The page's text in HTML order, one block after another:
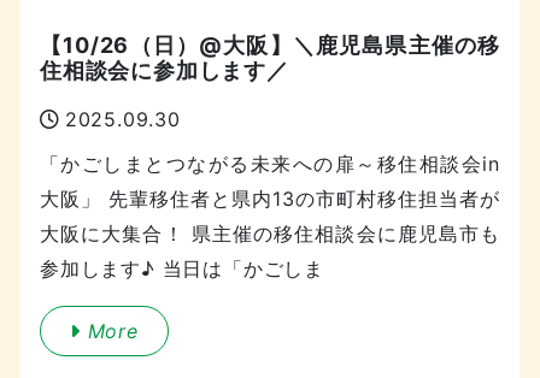
【10/26（日）@大阪】＼鹿児島県主催の移
住相談会に参加します／
2025.09.30
「かごしまとつながる未来への扉～移住相談会in
大阪」 先輩移住者と県内13の市町村移住担当者が
大阪に大集合！ 県主催の移住相談会に鹿児島市も
参加します♪ 当日は「かごしま
More